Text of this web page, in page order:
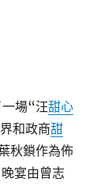
場“汪甜心
和政商甜
秋鎖作為佈
宴由曾志